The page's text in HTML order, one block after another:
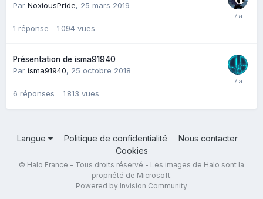
Par NoxiousPride, 25 mars 2019
1 réponse 1 094 vues
Présentation de isma91940
Par isma91940, 25 octobre 2018
6 réponses 1 813 vues
Langue Politique de confidentialité
Nous contacter
Cookies
© Halo France - Tous droits réservé - Les images de Halo sont la
propriété de Microsoft.
Powered by Invision Community